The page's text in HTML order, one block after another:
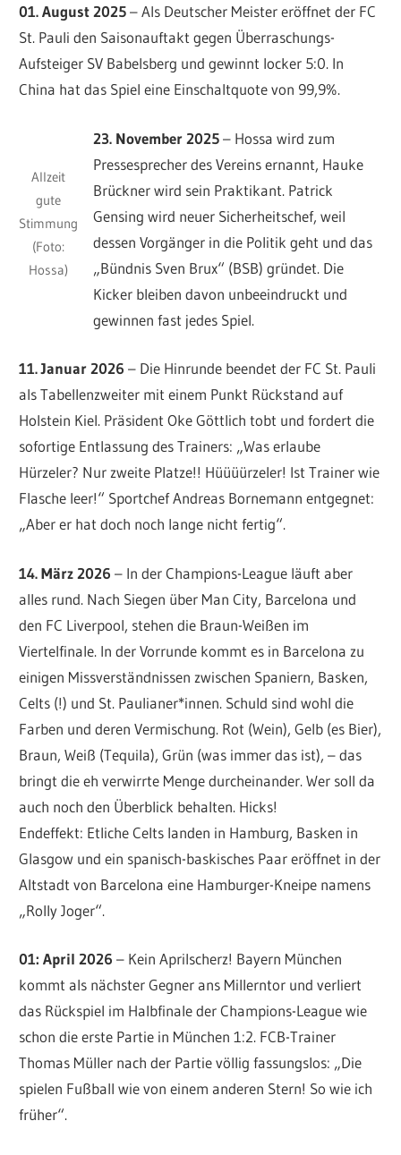
01. August 2025– Als Deutscher Meister eröffnet der FC
St. Pauli den Saisonauftakt gegen Überraschungs-
Aufsteiger SV Babelsberg und gewinnt locker 5:0. In
China hat das Spiel eine Einschaltquote von 99,9%.
Allzeit
gute
Stimmung
(Foto:
Hossa)
23. November 2025– Hossa wird zum
Pressesprecher des Vereins ernannt, Hauke
Brückner wird sein Praktikant. Patrick
Gensing wird neuer Sicherheitschef, weil
dessen Vorgänger in die Politik geht und das
„Bündnis Sven Brux“ (BSB) gründet. Die
Kicker bleiben davon unbeeindruckt und
gewinnen fast jedes Spiel.
11. Januar 2026 – Die Hinrunde beendet der FC St. Pauli
als Tabellenzweiter mit einem Punkt Rückstand auf
Holstein Kiel. Präsident Oke Göttlich tobt und fordert die
sofortige Entlassung des Trainers: „Was erlaube
Hürzeler? Nur zweite Platze!! Hüüüürzeler! Ist Trainer wie
Flasche leer!“ Sportchef Andreas Bornemann entgegnet:
„Aber er hat doch noch lange nicht fertig“.
14. März 2026 – In der Champions-League läuft aber
alles rund. Nach Siegen über Man City, Barcelona und
den FC Liverpool, stehen die Braun-Weißen im
Viertelfinale. In der Vorrunde kommt es in Barcelona zu
einigen Missverständnissen zwischen Spaniern, Basken,
Celts (!) und St. Paulianer*innen. Schuld sind wohl die
Farben und deren Vermischung. Rot (Wein), Gelb (es Bier),
Braun, Weiß (Tequila), Grün (was immer das ist), – das
bringt die eh verwirrte Menge durcheinander. Wer soll da
auch noch den Überblick behalten. Hicks!
Endeffekt: Etliche Celts landen in Hamburg, Basken in
Glasgow und ein spanisch-baskisches Paar eröffnet in der
Altstadt von Barcelona eine Hamburger-Kneipe namens
„Rolly Joger“.
01: April 2026 – Kein Aprilscherz! Bayern München
kommt als nächster Gegner ans Millerntor und verliert
das Rückspiel im Halbfinale der Champions-League wie
schon die erste Partie in München 1:2. FCB-Trainer
Thomas Müller nach der Partie völlig fassungslos: „Die
spielen Fußball wie von einem anderen Stern! So wie ich
früher“.